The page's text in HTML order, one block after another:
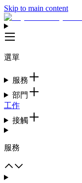
Skip to main content
選單
服務
部門
工作
接觸
服務